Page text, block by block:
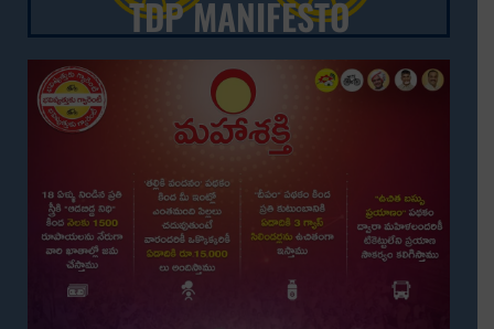
TDP MANIFESTO